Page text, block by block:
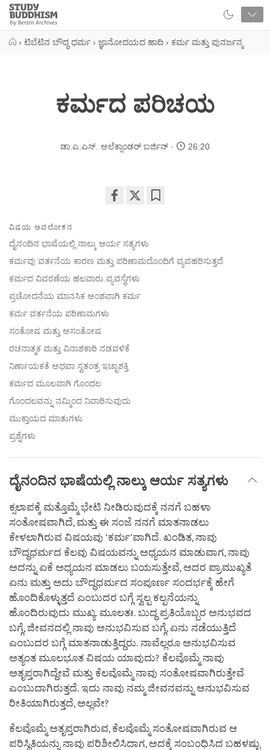
Close
Study
Buddhism
› ಟಿಬೆಟಿನ ಬೌದ್ಧ ಧರ್ಮ › ಜ್ಞಾನೋದಯದ ಹಾದಿ › ಕರ್ಮ ಮತ್ತು ಪುನರ್ಜನ್ಮ
ಕರ್ಮದ ಪರಿಚಯ
ಡಾ.ಎ.ಎಸ್. ಅಲೆಕ್ಸಾಂಡರ್ ಬರ್ಜಿನ್ 26:20
facebook
ವಿಷಯ ಅವಲೋಕನ
ದೈನಂದಿನ ಭಾಷೆಯಲ್ಲಿ ನಾಲ್ಕು ಆರ್ಯ ಸತ್ಯಗಳು
ಕರ್ಮವು ವರ್ತನೆಯ ಕಾರಣ ಮತ್ತು ಪರಿಣಾಮದೊಂದಿಗೆ ವ್ಯವಹರಿಸುತ್ತದೆ
ಕರ್ಮದ ವಿವರಣೆಯ ಹಲವಾರು ವ್ಯವಸ್ಥೆಗಳು
ಪ್ರಚೋದನೆಯ ಮಾನಸಿಕ ಅಂಶವಾಗಿ ಕರ್ಮ
ಕರ್ಮ ವರ್ತನೆಯ ಪರಿಣಾಮಗಳು
ಸಂತೋಷ ಮತ್ತು ಅಸಂತೋಷ
ರಚನಾತ್ಮಕ ಮತ್ತು ವಿನಾಶಕಾರಿ ನಡವಳಿಕೆ
ನಿರ್ಣಾಯಕತೆ ಅಥವಾ ಸ್ವತಂತ್ರ ಇಚ್ಛಾಶಕ್ತಿ
ಕರ್ಮದ ಮೂಲವಾಗಿ ಗೊಂದಲ
ಗೊಂದಲವನ್ನು ನಮ್ಮಿಂದ ನಿವಾರಿಸುವುದು
ಮುಕ್ತಾಯದ ಮಾತುಗಳು
ಪ್ರಶ್ನೆಗಳು
ದೈನಂದಿನ ಭಾಷೆಯಲ್ಲಿ ನಾಲ್ಕು ಆರ್ಯ ಸತ್ಯಗಳು
ಕ್ಸಲಾಪಕ್ಕೆ ಮತ್ತೊಮ್ಮೆ ಭೇಟಿ ನೀಡಿರುವುದಕ್ಕೆ ನನಗೆ ಬಹಳಾ
ಸಂತೋಷವಾಗಿದೆ, ಮತ್ತು ಈ ಸಂಜೆ ನನಗೆ ಮಾತನಾಡಲು
ಕೇಳಲಾಗಿರುವ ವಿಷಯವು ‘ಕರ್ಮ’ವಾಗಿದೆ. ಖಂಡಿತ, ನಾವು
ಬೌದ್ಧಧರ್ಮದ ಕೆಲವು ವಿಷಯವನ್ನು ಅಧ್ಯಯನ ಮಾಡುವಾಗ, ನಾವು
ಅದನ್ನು ಏಕೆ ಅಧ್ಯಯನ ಮಾಡಲು ಬಯಸುತ್ತೇವೆ, ಅದರ ಪ್ರಾಮುಖ್ಯತೆ
ಏನು ಮತ್ತು ಅದು ಬೌದ್ಧಧರ್ಮದ ಸಂಪೂರ್ಣ ಸಂದರ್ಭಕ್ಕೆ ಹೇಗೆ
ಹೊಂದಿಕೊಳ್ಳುತ್ತದೆ ಎಂಬುದರ ಬಗ್ಗೆ ಸ್ವಲ್ಪ ಕಲ್ಪನೆಯನ್ನು
ಹೊಂದಿರುವುದು ಮುಖ್ಯ. ಮೂಲತಃ. ಬುದ್ಧ ಪ್ರತಿಯೊಬ್ಬರ ಅನುಭವದ
ಬಗ್ಗೆ, ಜೀವನದಲ್ಲಿ ನಾವು ಅನುಭವಿಸುವ ಬಗ್ಗೆ, ಏನು ನಡೆಯುತ್ತಿದೆ
ಎಂಬುದರ ಬಗ್ಗೆ ಮಾತನಾಡುತ್ತಿದ್ದರು. ನಾವೆಲ್ಲರೂ ಅನುಭವಿಸುವ
ಅತ್ಯಂತ ಮೂಲಭೂತ ವಿಷಯ ಯಾವುದು? ಕೆಲವೊಮ್ಮೆ ನಾವು
ಅತೃಪ್ತರಾಗಿದ್ದೇವೆ ಮತ್ತು ಕೆಲವೊಮ್ಮೆ ನಾವು ಸಂತೋಷವಾಗಿರುತ್ತೇವೆ
ಎಂಬುದಾಗಿರುತ್ತದೆ. ಇದು ನಾವು ನಮ್ಮ ಜೀವನವನ್ನು ಅನುಭವಿಸುವ
ರೀತಿಯಾಗಿರುತ್ತದೆ, ಅಲ್ಲವೇ?
ಕೆಲವೊಮ್ಮೆ ಅತೃಪ್ತರಾಗಿರುವ, ಕೆಲವೊಮ್ಮೆ ಸಂತೋಷವಾಗಿರುವ ಆ
ಪರಿಸ್ಥಿತಿಯನ್ನು ನಾವು ಪರಿಶೀಲಿಸಿದಾಗ, ಅದಕ್ಕೆ ಸಂಬಂಧಿಸಿದ ಬಹಳಷ್ಟು